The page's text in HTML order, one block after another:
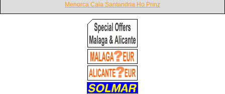
Menorca Cala Santandria Ho Prinz